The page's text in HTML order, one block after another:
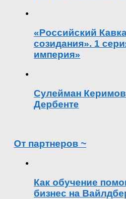
«Российский
созидания». 1
империя»
Сулейман
Дербенте
От партнеров ~
Как обучение
бизнес на